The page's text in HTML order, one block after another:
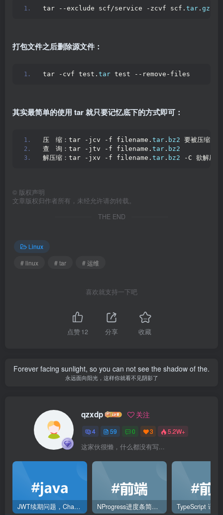
tar --exclude scf/service -zcvf scf. tar . gz
打包文件之后删除源文件：
tar -cvf test. tar test --remove-files
其实最简单的使用 tar 就只要记忆底下的方式即可：
压　缩：tar -jcv -f filename. tar . bz2 要被压缩的
查　询：tar -jtv -f filename. tar . bz2
解压缩：tar -jxv -f filename. tar . bz2 -C 欲解压缩
© 版权声明
文章版权归作者所有，未经允许请勿转载。
THE END
Linux
# linux
# tar # 运维
喜欢就支持一下吧
点赞12 分享 收藏
Forever facing sunlight, so you can not see the shadow of the.
永远面向阳光，这样你就看不见阴影了
qzxdp 关注
4 59 0 3 5.2W+
这家伙很懒，什么都没有写...
JWT续期问题，ChatGPT解决方案 NProgress进度条简单使用 TypeScript 语言